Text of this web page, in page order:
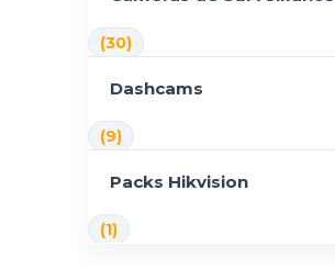
(30)
Dashcams
(9)
Packs Hikvision
(1)